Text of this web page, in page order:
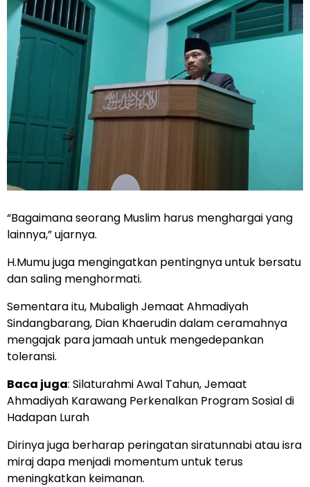
“Bagaimana seorang Muslim harus menghargai yang
lainnya,” ujarnya.
H.Mumu juga mengingatkan pentingnya untuk bersatu
dan saling menghormati.
Sementara itu, Mubaligh Jemaat Ahmadiyah
Sindangbarang, Dian Khaerudin dalam ceramahnya
mengajak para jamaah untuk mengedepankan
toleransi.
Baca juga: Silaturahmi Awal Tahun, Jemaat
Ahmadiyah Karawang Perkenalkan Program Sosial di
Hadapan Lurah
Dirinya juga berharap peringatan siratunnabi atau isra
miraj dapa menjadi momentum untuk terus
meningkatkan keimanan.